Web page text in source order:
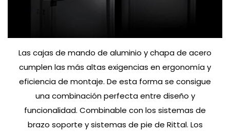
Las cajas de mando de aluminio y chapa de acero
cumplen las más altas exigencias en ergonomía y
eficiencia de montaje. De esta forma se consigue
una combinación perfecta entre diseño y
funcionalidad. Combinable con los sistemas de
brazo soporte y sistemas de pie de Rittal. Los